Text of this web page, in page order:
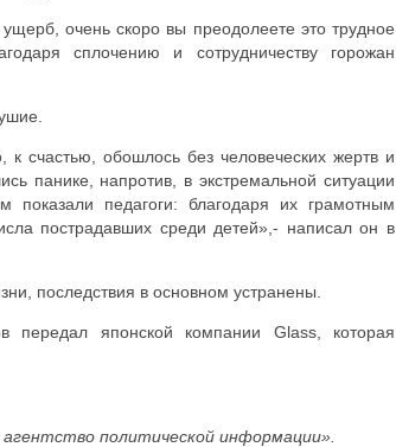
очень скоро вы преодолеете это трудное
сплочению и сотрудничеству горожан
счастью, обошлось без человеческих жертв и
панике, напротив, в экстремальной ситуации
показали педагоги: благодаря их грамотным
пострадавших среди детей»,- написал он в
последствия в основном устранены.
передал японской компании Glass, которая
политической информации».